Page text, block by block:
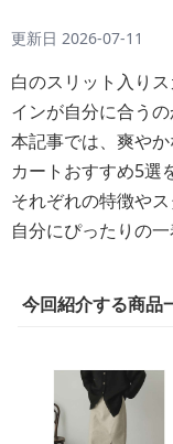
更新日 2026-07-11
白のスリット入り
インが自分に合うの
本記事では、爽や
カートおすすめ5選
それぞれの特徴や
自分にぴったりの
今回紹介する商品